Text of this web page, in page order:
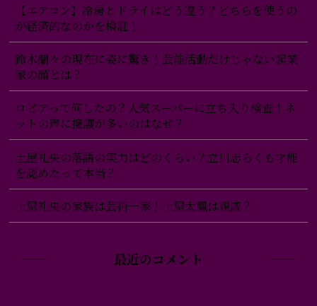
【エアコン】冷房とドライはどう違う？どちらを使うの
が経済的なのかを検証！
鈴木蘭々の現在に姿に驚き！芸能活動だけじゃない起業
家の顔とは？
ロピアって何したの？人気スーパーに立ち入り検査！ネ
ットの声に擁護が多いのはなぜ？
土屋礼央の落語の実力はどのくらい？立川志らくも才能
を認めたって本当？
土屋礼央の家族は芸術一家！土屋太鳳は親戚？
最近のコメント